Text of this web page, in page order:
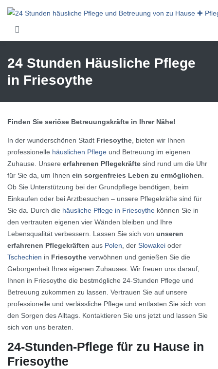
24 Stunden Häusliche Pflege
in Friesoythe
Finden Sie seriöse Betreuungskräfte in Ihrer Nähe!
In der wunderschönen Stadt Friesoythe, bieten wir Ihnen
professionelle häuslichen Pflege und Betreuung im eigenen
Zuhause. Unsere erfahrenen Pflegekräfte sind rund um die Uhr
für Sie da, um Ihnen ein sorgenfreies Leben zu ermöglichen.
Ob Sie Unterstützung bei der Grundpflege benötigen, beim
Einkaufen oder bei Arztbesuchen – unsere Pflegekräfte sind für
Sie da. Durch die häusliche Pflege in Friesoythe können Sie in
den vertrauten eigenen vier Wänden bleiben und Ihre
Lebensqualität verbessern. Lassen Sie sich von unseren
erfahrenen Pflegekräften aus Polen, der Slowakei oder
Tschechien in Friesoythe verwöhnen und genießen Sie die
Geborgenheit Ihres eigenen Zuhauses. Wir freuen uns darauf,
Ihnen in Friesoythe die bestmögliche 24-Stunden Pflege und
Betreuung zukommen zu lassen. Vertrauen Sie auf unsere
professionelle und verlässliche Pflege und entlasten Sie sich von
den Sorgen des Alltags. Kontaktieren Sie uns jetzt und lassen Sie
sich von uns beraten.
24-Stunden-Pflege für zu Hause in
Friesoythe